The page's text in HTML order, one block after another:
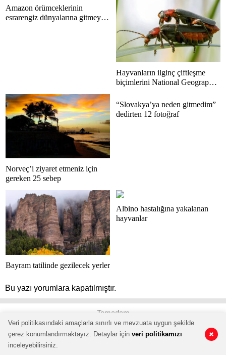
0 0
Amazon örümceklerinin
esrarengiz dünyalarına gitmeye
Hayvanların ilginç çiftleşme
biçimlerini National Geographic
Norveç’i ziyaret etmeniz için
gereken 25 sebep
“Slovakya’ya neden gitmedim”
dedirten 12 fotoğraf
Bayram tatilinde gezilecek yerler
Albino hastalığına yakalanan
hayvanlar
Bu yazı yorumlara kapatılmıştır.
Temadam
Veri politikasındaki amaçlarla sınırlı ve mevzuata uygun şekilde
çerez konumlandırmaktayız. Detaylar için veri politikamızı
inceleyebilirsiniz.